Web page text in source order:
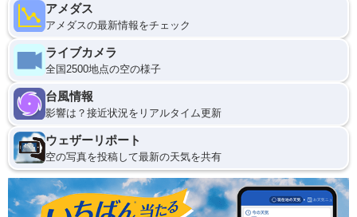
アメダス
アメダスの最新情報をチェック
ライブカメラ
全国2500地点の空の様子
台風情報
影響は？接近状況をリアルタイム更新
ウェザーリポート
空の写真を投稿して最新の天気を共有